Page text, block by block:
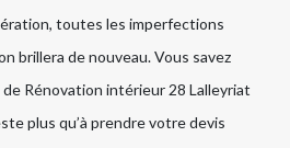
toutes les imperfections
brillera de nouveau. Vous savez
Rénovation intérieur 28 Lalleyriat
plus qu’à prendre votre devis